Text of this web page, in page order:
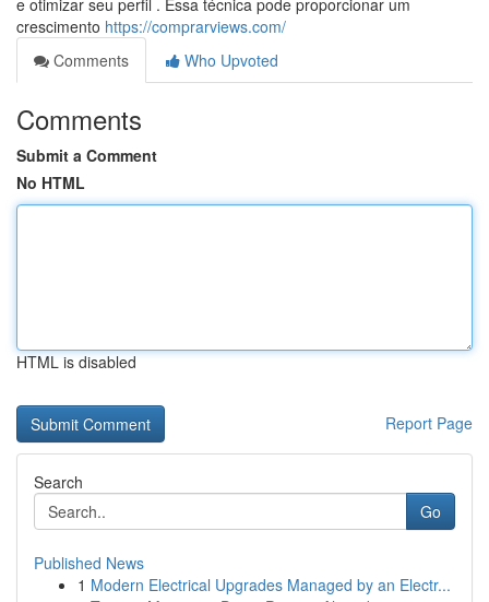
e otimizar seu perfil . Essa técnica pode proporcionar um
crescimento https://comprarviews.com/
Comments
Who Upvoted
Comments
Submit a Comment
No HTML
HTML is disabled
Report Page
Search
Go
Published News
1 Modern Electrical Upgrades Managed by an Electr...